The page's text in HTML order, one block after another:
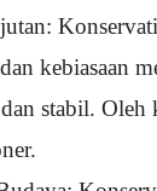
kebiasaan
dan stabil.